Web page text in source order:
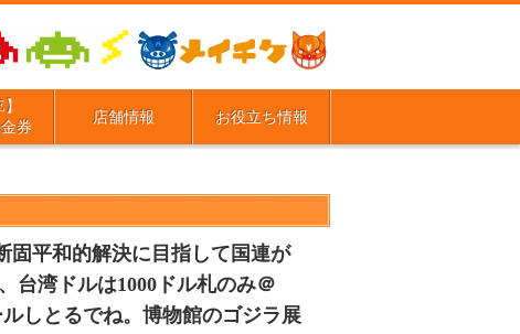
券
店舗情報 お役立ち情報
固平和的解決に目指して国連が
台湾ドルは1000ドル札のみ＠
しとるでね。博物館のゴジラ展